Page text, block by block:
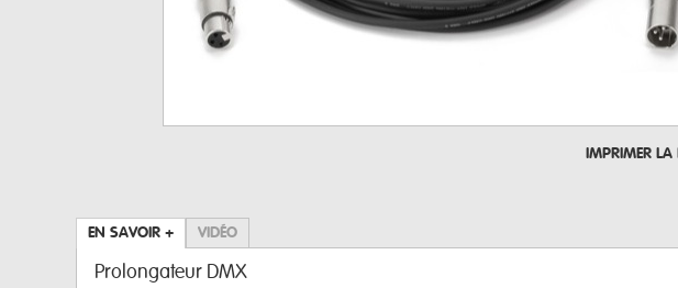
IMPRIMER LA
EN SAVOIR + VIDÉO
Prolongateur DMX